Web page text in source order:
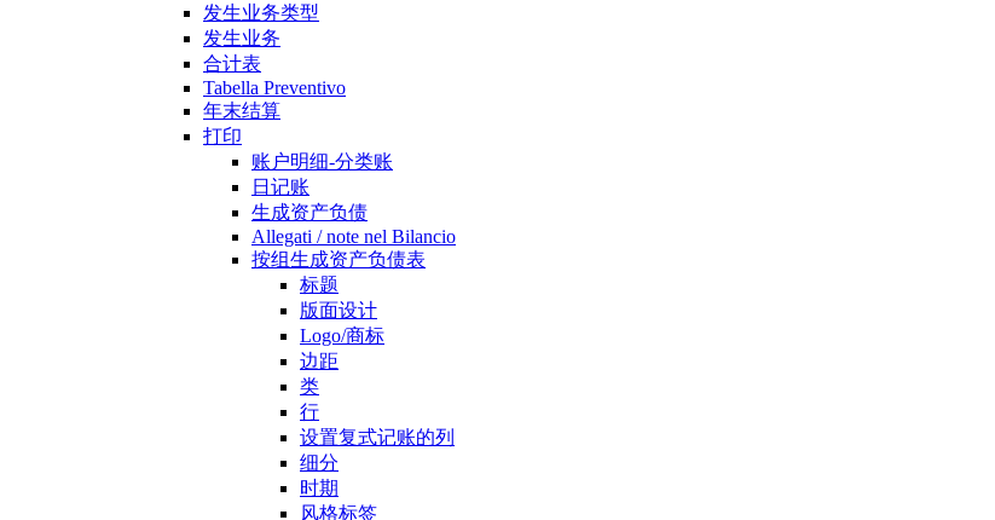
发生业务类型
发生业务
合计表
Tabella Preventivo
年末结算
打印
账户明细-分类账
日记账
生成资产负债
Allegati / note nel Bilancio
按组生成资产负债表
标题
版面设计
Logo/商标
边距
类
行
设置复式记账的列
细分
时期
风格标签